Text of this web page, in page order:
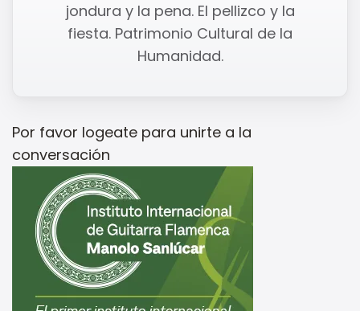
jondura y la pena. El pellizco y la
fiesta. Patrimonio Cultural de la
Humanidad.
Por favor logeate para unirte a la
conversación